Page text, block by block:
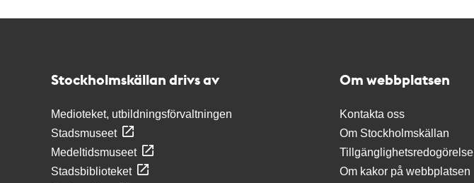
Stockholmskällan drivs av
Medioteket, utbildningsförvaltningen
Stadsmuseet
Medeltidsmuseet
Stadsbiblioteket
Om webbplatsen
Kontakta oss
Om Stockholmskällan
Tillgänglighetsredogörelse
Om kakor på webbplatsen